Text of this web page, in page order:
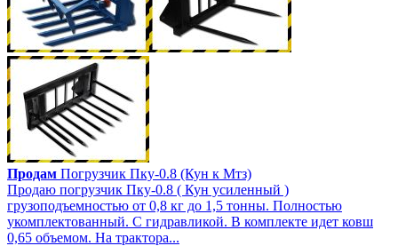
Продам Погрузчик Пку-0.8 (Кун к Мтз)
Продаю погрузчик Пку-0.8 ( Кун усиленный )
грузоподъемностью от 0,8 кг до 1,5 тонны. Полностью
укомплектованный. С гидравликой. В комплекте идет ковш
0,65 объемом. На трактора...